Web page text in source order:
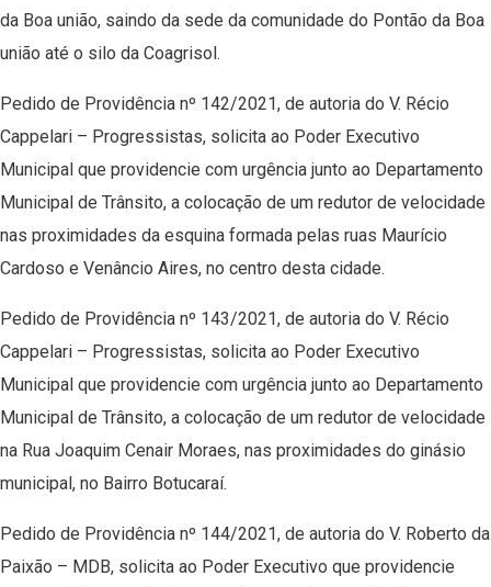
da Boa união, saindo da sede da comunidade do Pontão da Boa
união até o silo da Coagrisol.
Pedido de Providência nº 142/2021, de autoria do V. Récio
Cappelari – Progressistas, solicita ao Poder Executivo
Municipal que providencie com urgência junto ao Departamento
Municipal de Trânsito, a colocação de um redutor de velocidade
nas proximidades da esquina formada pelas ruas Maurício
Cardoso e Venâncio Aires, no centro desta cidade.
Pedido de Providência nº 143/2021, de autoria do V. Récio
Cappelari – Progressistas, solicita ao Poder Executivo
Municipal que providencie com urgência junto ao Departamento
Municipal de Trânsito, a colocação de um redutor de velocidade
na Rua Joaquim Cenair Moraes, nas proximidades do ginásio
municipal, no Bairro Botucaraí.
Pedido de Providência nº 144/2021, de autoria do V. Roberto da
Paixão – MDB, solicita ao Poder Executivo que providencie